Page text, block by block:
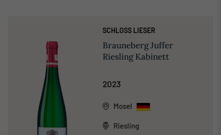
SCHLOSS LIESER
Brauneberg Juffer
Riesling Kabinett
2023
Mosel
Riesling